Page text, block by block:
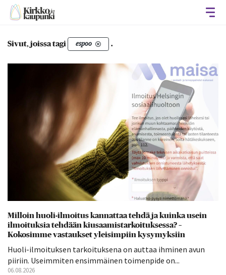
Sivut, joissa tagi espoo .
Milloin huoli-ilmoitus kannattaa tehdä ja kuinka usein
ilmoituksia tehdään kiusaamistarkoituksessa? –
Kokosimme vastaukset yleisimpiin kysymyksiin
Huoli-ilmoituksen tarkoituksena on auttaa ihminen avun
piiriin. Useimmiten ensimmäinen toimenpide on...
06.08.2026